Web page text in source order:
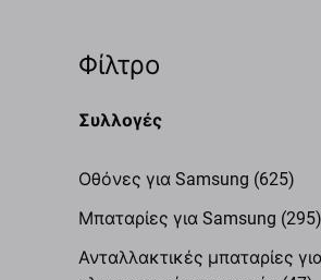
Φίλτρο
Συλλογές
Οθόνες για Samsung (625)
Μπαταρίες για Samsung (295)
Ανταλλακτικές μπαταρίες